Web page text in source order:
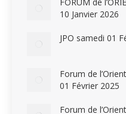
10 Janvier 2026
JPO samedi 01
Forum de
01 Février 2025
Forum de